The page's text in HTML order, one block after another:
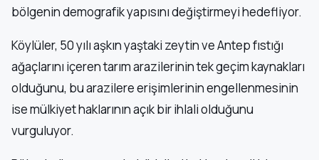
bölgenin demografik yapısını değiştirmeyi hedefliyor.
Köylüler, 50 yılı aşkın yaştaki zeytin ve Antep fıstığı
ağaçlarını içeren tarım arazilerinin tek geçim kaynakları
olduğunu, bu arazilere erişimlerinin engellenmesinin
ise mülkiyet haklarının açık bir ihlali olduğunu
vurguluyor.